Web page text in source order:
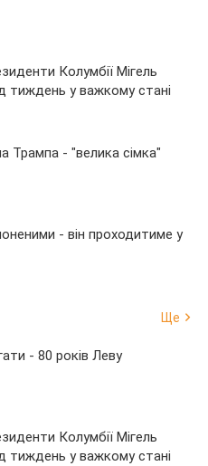
Колумбії Мігель
тиждень у важкому стані
Трампа - "велика сімка"
- він проходитиме у
Ще
- 80 років Леву
Колумбії Мігель
тиждень у важкому стані